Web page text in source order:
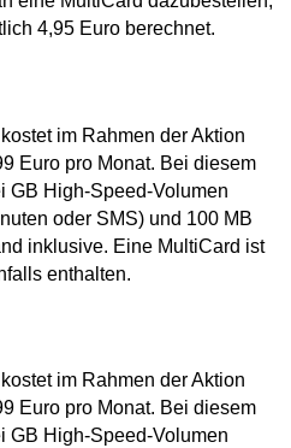
4,95 Euro berechnet.
im Rahmen der Aktion
Euro pro Monat. Bei diesem
GB High-Speed-Volumen
oder SMS) und 100 MB
inklusive. Eine MultiCard ist
enthalten.
im Rahmen der Aktion
Euro pro Monat. Bei diesem
GB High-Speed-Volumen